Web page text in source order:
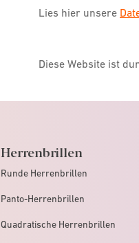
Lies hier unsere
Diese Website ist
Herrenbrillen
Runde Herrenbrillen
Panto-Herrenbrillen
Quadratische Herrenbrillen